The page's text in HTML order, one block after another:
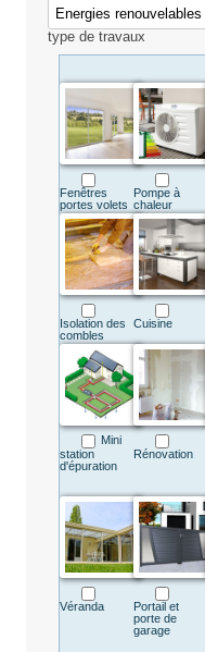
type de travaux
Fenêtres
portes volets
Pompe à
chaleur
Isolation des
combles
Cuisine
Mini
station
d'épuration
Rénovation
Véranda
Portail et
porte de
garage